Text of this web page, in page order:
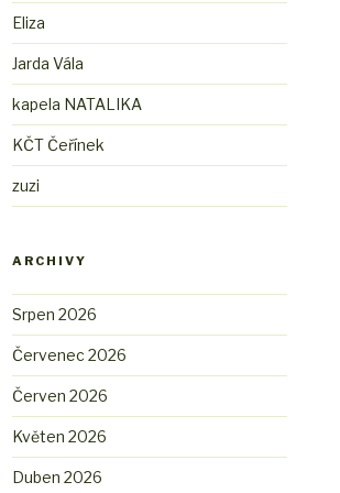
Eliza
Jarda Vála
kapela NATALIKA
KČT Čeřínek
zuzi
ARCHIVY
Srpen 2026
Červenec 2026
Červen 2026
Květen 2026
Duben 2026